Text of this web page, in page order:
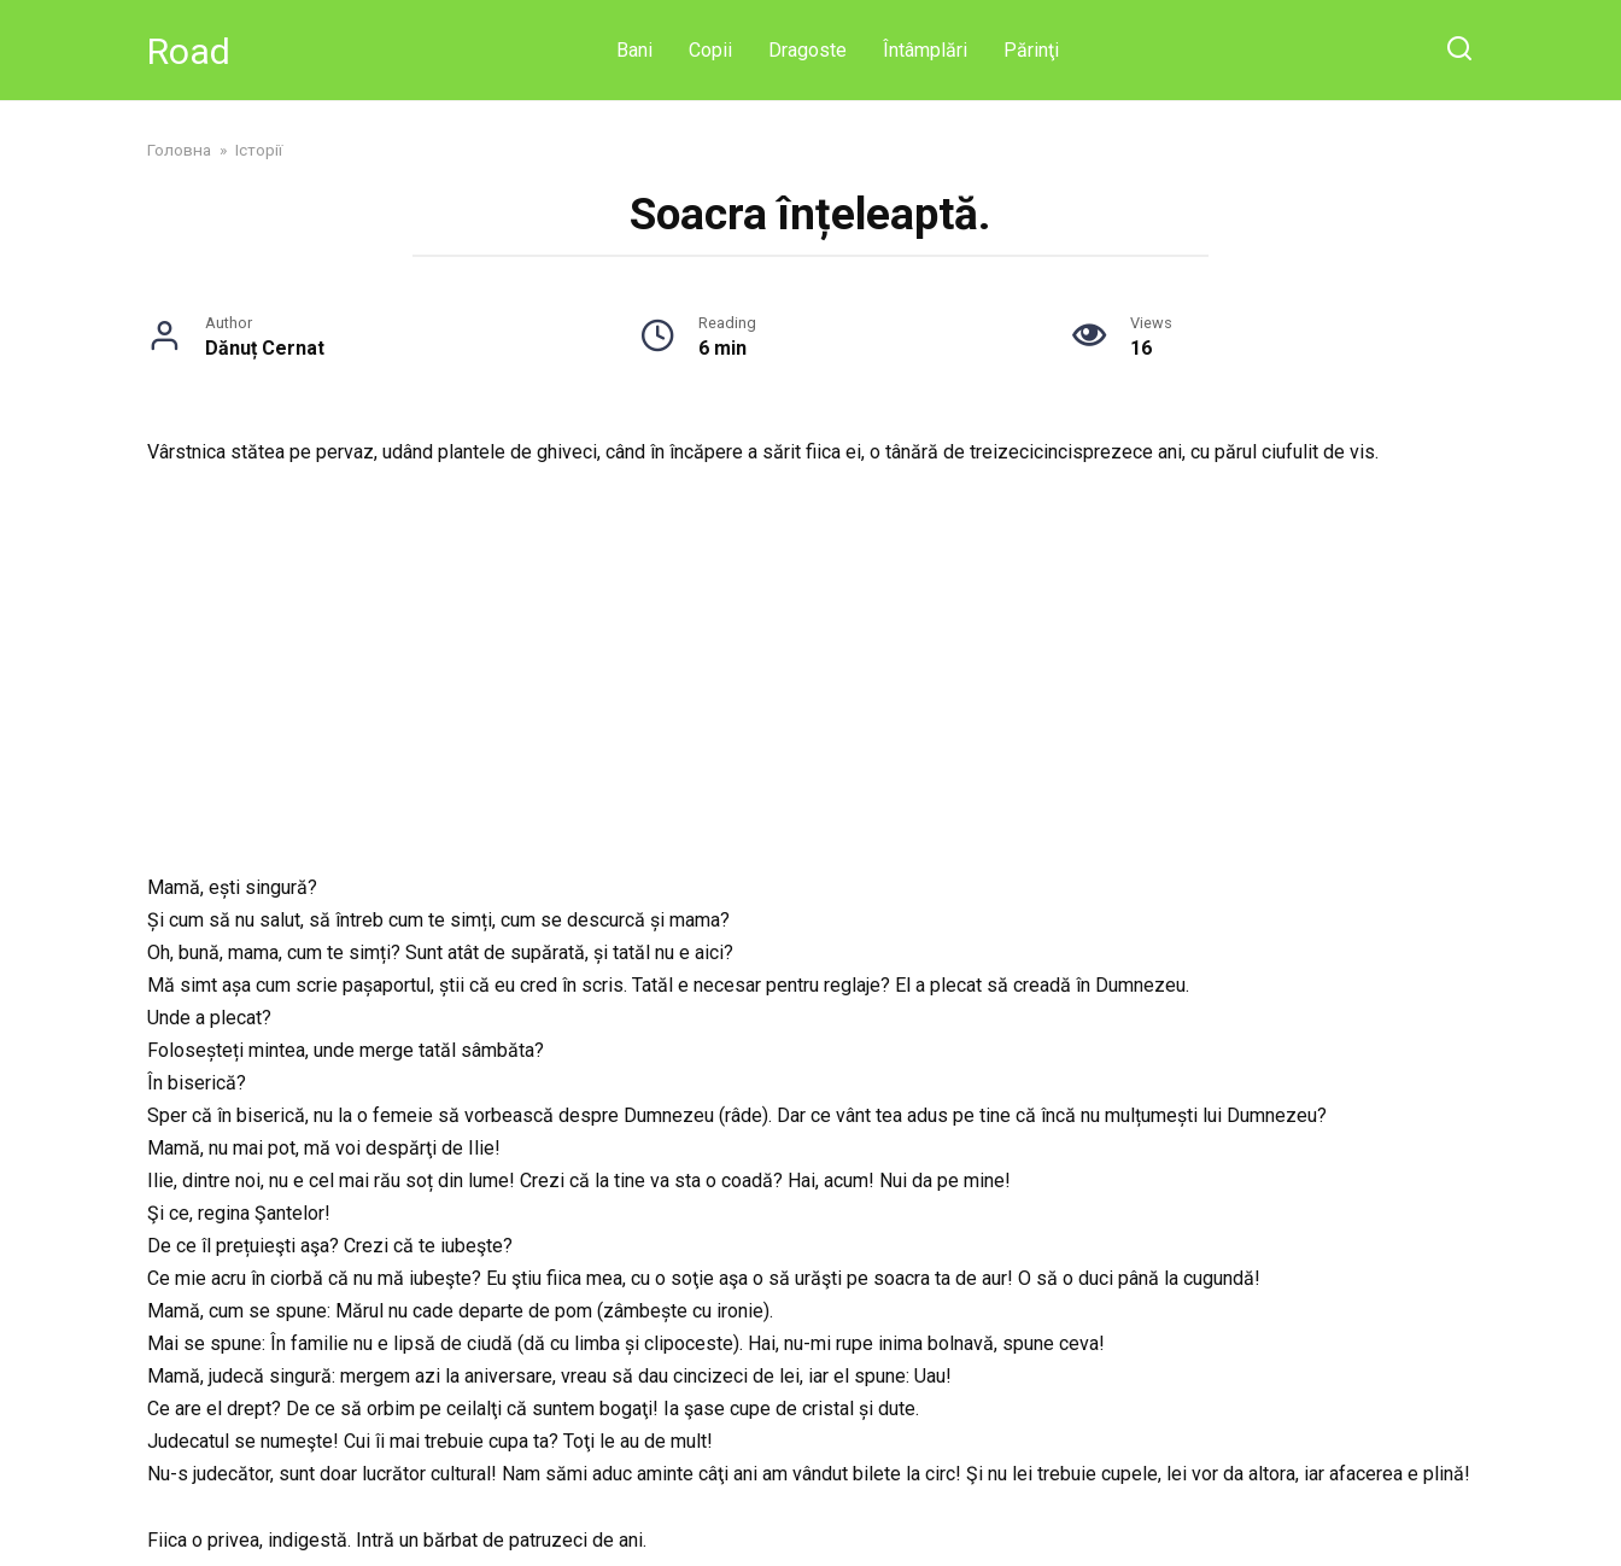
Road Bani Copii Dragoste Întâmplări Părinţi
Головна » Історії
Soacra înțeleaptă.
Author
Dănuț Cernat
Reading
6 min
Views
16
Vârstnica stătea pe pervaz, udând plantele de ghiveci, când în încăpere a sărit fiica ei, o tânără de treizecicincisprezece ani, cu părul ciufulit de vis.
Mamă, ești singură?
Și cum să nu salut, să întreb cum te simți, cum se descurcă și mama?
Oh, bună, mama, cum te simți? Sunt atât de supărată, și tatăl nu e aici?
Mă simt așa cum scrie pașaportul, știi că eu cred în scris. Tatăl e necesar pentru reglaje? El a plecat să creadă în Dumnezeu.
Unde a plecat?
Foloseșteți mintea, unde merge tatăl sâmbăta?
În biserică?
Sper că în biserică, nu la o femeie să vorbească despre Dumnezeu (râde). Dar ce vânt tea adus pe tine că încă nu mulțumești lui Dumnezeu?
Mamă, nu mai pot, mă voi despărţi de Ilie!
Ilie, dintre noi, nu e cel mai rău soț din lume! Crezi că la tine va sta o coadă? Hai, acum! Nui da pe mine!
Şi ce, regina Şantelor!
De ce îl prețuieşti aşa? Crezi că te iubeşte?
Ce mie acru în ciorbă că nu mă iubeşte? Eu ştiu fiica mea, cu o soţie aşa o să urăşti pe soacra ta de aur! O să o duci până la cugundă!
Mamă, cum se spune: Mărul nu cade departe de pom (zâmbește cu ironie).
Mai se spune: În familie nu e lipsă de ciudă (dă cu limba și clipoceste). Hai, nu-mi rupe inima bolnavă, spune ceva!
Mamă, judecă singură: mergem azi la aniversare, vreau să dau cincizeci de lei, iar el spune: Uau!
Ce are el drept? De ce să orbim pe ceilalţi că suntem bogaţi! Ia şase cupe de cristal și dute.
Judecatul se numeşte! Cui îi mai trebuie cupa ta? Toţi le au de mult!
Nu-s judecător, sunt doar lucrător cultural! Nam sămi aduc aminte câţi ani am vândut bilete la circ! Şi nu lei trebuie cupele, lei vor da altora, iar afacerea e plină!
Fiica o privea, indigestă. Intră un bărbat de patruzeci de ani.